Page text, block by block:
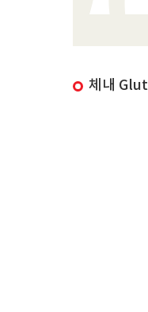
체내